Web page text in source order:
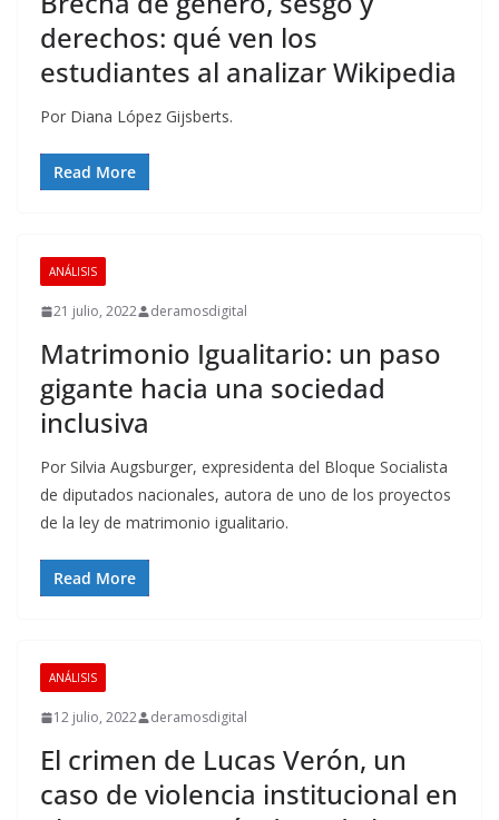
derechos: qué ven los
estudiantes al analizar Wikipedia
Por Diana López Gijsberts.
Read More
ANÁLISIS
21 julio, 2022 deramosdigital
Matrimonio Igualitario: un paso
gigante hacia una sociedad
inclusiva
Por Silvia Augsburger, expresidenta del Bloque Socialista
de diputados nacionales, autora de uno de los proyectos
de la ley de matrimonio igualitario.
Read More
ANÁLISIS
12 julio, 2022 deramosdigital
El crimen de Lucas Verón, un
caso de violencia institucional en